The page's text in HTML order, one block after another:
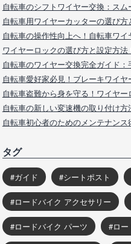
自転車のシフトワイヤー交換：ス
自転車用ワイヤーカッターの選び
自転車の操作性向上へ！自転車ワ
ワイヤーロックの選び方と設定方
自転車のワイヤー交換完全ガイド
自転車愛好家必見！ブレーキワイ
自転車盗難から身を守る！ワイヤ
自転車の新しい変速機の取り付け
自転車初心者のためのメンテナン
タグ
ガイド シートポスト
ロードバイク アクセサリー
ロードバイク パーツ ロー